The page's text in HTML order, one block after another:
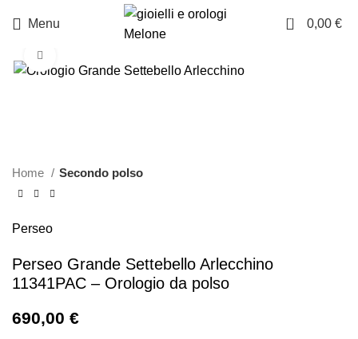
Menu 0 0,00 €
Home Secondo polso
Perseo
Perseo Grande Settebello Arlecchino
11341PAC – Orologio da polso
690,00 €